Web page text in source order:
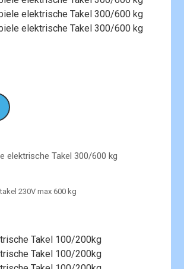
elektrische Takel 300/600 kg
230V max 600 kg